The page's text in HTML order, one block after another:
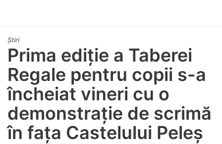
Știri
Prima ediție a Taberei
Regale pentru copii s-a
încheiat vineri cu o
demonstrație de scrimă
în fața Castelului Peleș